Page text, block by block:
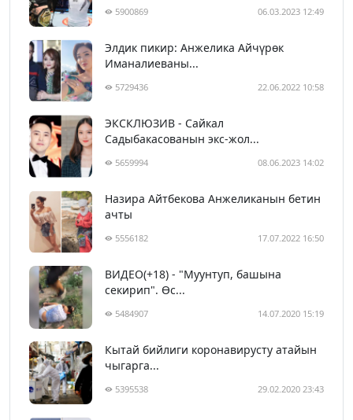
5900869 06.03.2023 12:49
Элдик пикир: Анжелика Айчүрөк
Иманалиеваны...
5729436 22.06.2022 10:58
ЭКСКЛЮЗИВ - Сайкал
Садыбакасованын экс-жол...
5659994 08.06.2023 14:02
Назира Айтбекова Анжеликанын бетин
ачты
5556182 17.07.2022 16:50
ВИДЕО(+18) - "Муунтуп, башына
секирип". Өс...
5484907 14.07.2020 15:19
Кытай бийлиги коронавирусту атайын
чыгарга...
5395538 29.02.2020 23:43